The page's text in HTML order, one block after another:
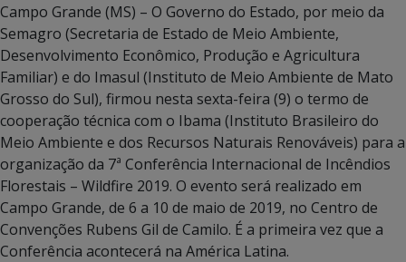
Campo Grande (MS) – O Governo do Estado, por meio da
Semagro (Secretaria de Estado de Meio Ambiente,
Desenvolvimento Econômico, Produção e Agricultura
Familiar) e do Imasul (Instituto de Meio Ambiente de Mato
Grosso do Sul), firmou nesta sexta-feira (9) o termo de
cooperação técnica com o Ibama (Instituto Brasileiro do
Meio Ambiente e dos Recursos Naturais Renováveis) para a
organização da 7ª Conferência Internacional de Incêndios
Florestais – Wildfire 2019. O evento será realizado em
Campo Grande, de 6 a 10 de maio de 2019, no Centro de
Convenções Rubens Gil de Camilo. É a primeira vez que a
Conferência acontecerá na América Latina.